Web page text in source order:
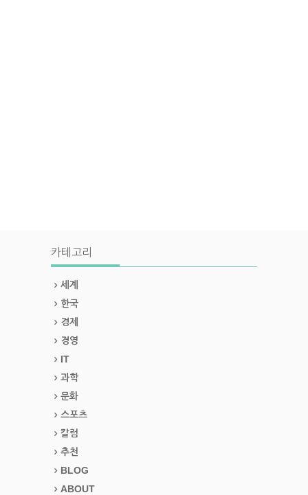
카테고리
세계
한국
경제
경영
IT
과학
문화
스포츠
칼럼
추천
BLOG
ABOUT